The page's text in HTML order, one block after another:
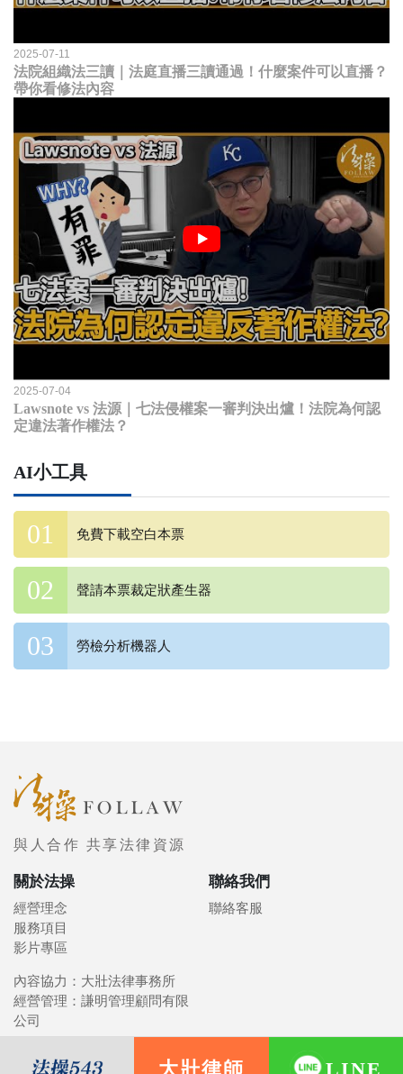
2025-07-11
法院組織法三讀｜法庭直播三讀通過！什麼案件可以直播？
帶你看修法內容
2025-07-04
Lawsnote vs 法源｜七法侵權案一審判決出爐！法院為何認
定違法著作權法？
AI小工具
免費下載空白本票
聲請本票裁定狀產生器
勞檢分析機器人
與人合作 共享法律資源
關於法操
經營理念
服務項目
影片專區
聯絡我們
聯絡客服
內容協力：大壯法律事務所
經營管理：謙明管理顧問有限
公司
大壯律師 LINE